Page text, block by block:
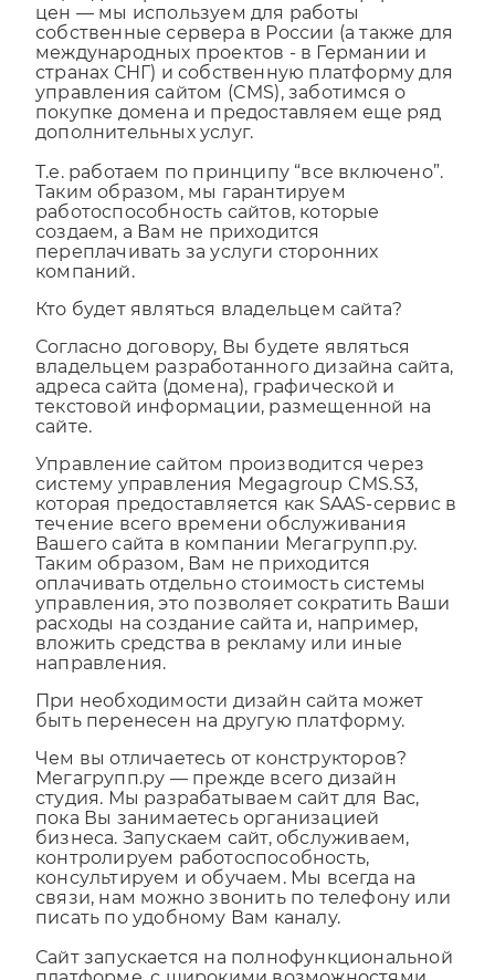
Еще одна причина настолько комфортных
цен — мы используем для работы
собственные сервера в России (а также для
международных проектов - в Германии и
странах СНГ) и собственную платформу для
управления сайтом (CMS), заботимся о
покупке домена и предоставляем еще ряд
Т.е. работаем по принципу “все включено”.
Таким образом, мы гарантируем
работоспособность сайтов, которые
создаем, а Вам не приходится
переплачивать за услуги сторонних
Согласно договору, Вы будете являться
владельцем разработанного дизайна сайта,
адреса сайта (домена), графической и
текстовой информации, размещенной на
Управление сайтом производится через
систему управления Megagroup CMS.S3,
которая предоставляется как SAAS-сервис в
течение всего времени обслуживания
Вашего сайта в компании Мегагрупп.ру.
Таким образом, Вам не приходится
оплачивать отдельно стоимость системы
управления, это позволяет сократить Ваши
расходы на создание сайта и, например,
вложить средства в рекламу или иные
При необходимости дизайн сайта может
Чем вы отличаетесь от конструкторов?
Мегагрупп.ру — прежде всего дизайн
студия. Мы разрабатываем сайт для Вас,
пока Вы занимаетесь организацией
бизнеса. Запускаем сайт, обслуживаем,
контролируем работоспособность,
консультируем и обучаем. Мы всегда на
связи, нам можно звонить по телефону или